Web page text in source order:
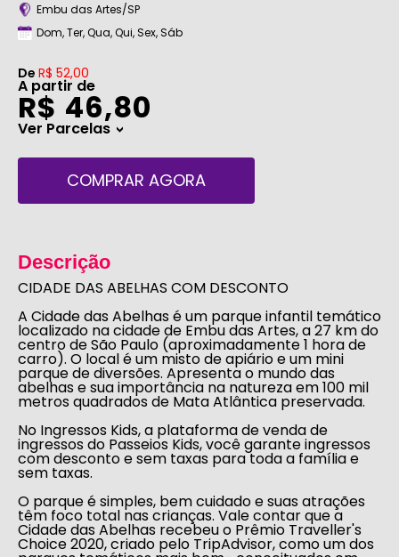
Embu das Artes/SP
Dom, Ter, Qua, Qui, Sex, Sáb
De R$ 52,00
A partir de
R$ 46,80
Ver Parcelas>
COMPRAR AGORA
Descrição
CIDADE DAS ABELHAS COM DESCONTO
A Cidade das Abelhasé um parque infantil temático
localizado na cidade de Embu das Artes, a 27 km do
centro de São Paulo (aproximadamente 1 hora de
carro). O local é um misto de apiário e um mini
parque de diversões. Apresenta o mundo das
abelhas e sua importância na natureza em 100 mil
metros quadrados de Mata Atlântica preservada.
No Ingressos Kids,a plataforma de venda de
ingressos do Passeios Kids, você garante ingressos
com descontoe sem taxas para toda a família e
sem taxas.
O parque é simples, bem cuidado e suas atrações
têm foco total nas crianças. Vale contar que a
Cidade das Abelhas recebeu o Prêmio Traveller's
Choice 2020, criado pelo TripAdvisor, como um dos